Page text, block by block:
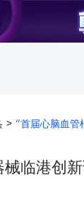
“首届心脑血
临港创